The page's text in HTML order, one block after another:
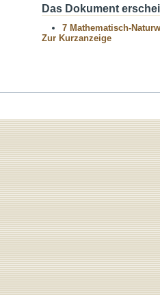
Das Dokument
7 Mathematisch-
Zur Kurzanzeige